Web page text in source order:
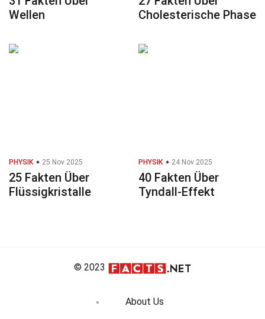
Wellen
Cholesterische Phase
PHYSIK 25 Nov 2025
25 Fakten Über
Flüssigkristalle
PHYSIK 24 Nov 2025
40 Fakten Über
Tyndall-Effekt
© 2023
About Us